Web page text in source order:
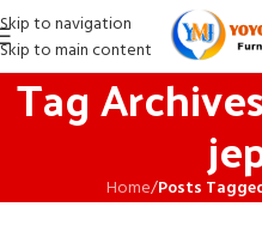
Skip to navigation
Skip to main content
Tag
Home/Posts